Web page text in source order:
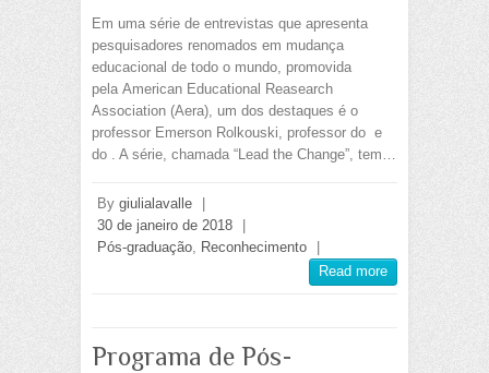
Em uma série de entrevistas que apresenta
pesquisadores renomados em mudança
educacional de todo o mundo, promovida
pela American Educational Reasearch
Association (Aera), um dos destaques é o
professor Emerson Rolkouski, professor do e
do . A série, chamada “Lead the Change”, tem…
By giulialavalle
30 de janeiro de 2018
Pós-graduação, Reconhecimento
Read more
Programa de Pós-